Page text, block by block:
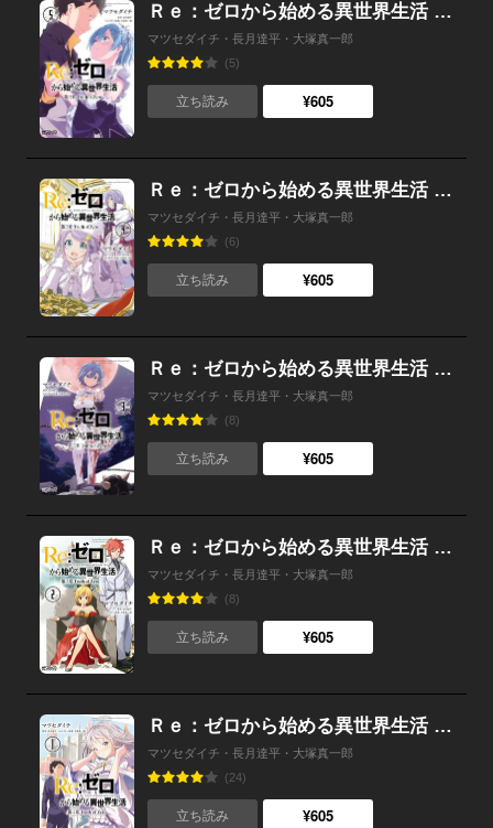
Ｒｅ：ゼロから始める異世界生活 第三章 Truth of Zero 5
マツセダイチ・長月達平・大塚真一郎
(5)
立ち読み ¥605
Ｒｅ：ゼロから始める異世界生活 第三章 Truth of Zero 4
マツセダイチ・長月達平・大塚真一郎
(6)
立ち読み ¥605
Ｒｅ：ゼロから始める異世界生活 第三章 Truth of Zero 3
マツセダイチ・長月達平・大塚真一郎
(8)
立ち読み ¥605
Ｒｅ：ゼロから始める異世界生活 第三章 Truth of Zero 2
マツセダイチ・長月達平・大塚真一郎
(8)
立ち読み ¥605
Ｒｅ：ゼロから始める異世界生活 第三章 Truth of Zero 1
マツセダイチ・長月達平・大塚真一郎
(24)
立ち読み ¥605